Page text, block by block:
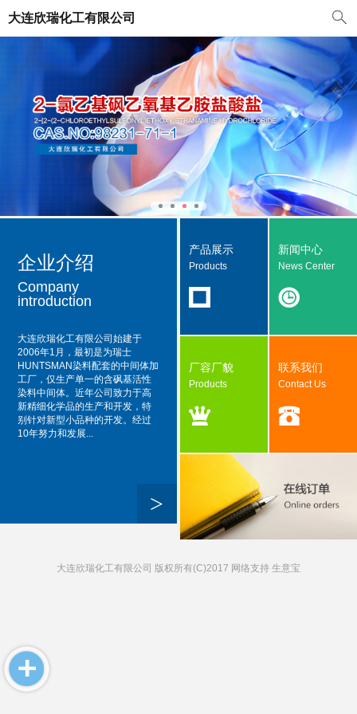
大连欣瑞化工有限公司
>
企业介绍
Company
introduction
大连欣瑞化工有限公司始建于
2006年1月，最初是为瑞士
HUNTSMAN染料配套的中间体加
工厂，仅生产单一的含砜基活性
染料中间体。近年公司致力于高
新精细化学品的生产和开发，特
别针对新型小品种的开发。经过
10年努力和发展...
产品展示
Products
新闻中心
News Center
厂容厂貌
Products
联系我们
Contact Us
大连欣瑞化工有限公司 版权所有(C)2017 网络支持 生意宝